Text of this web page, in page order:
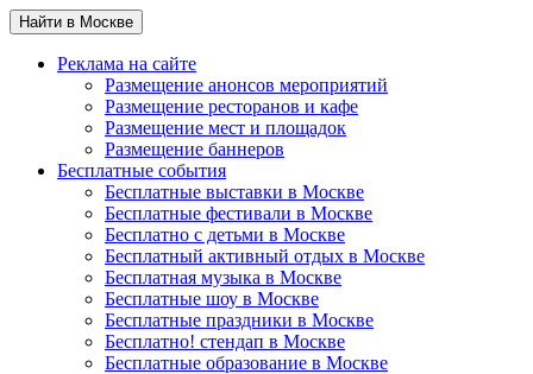
Найти в Москве
Реклама на сайте
Размещение анонсов мероприятий
Размещение ресторанов и кафе
Размещение мест и площадок
Размещение баннеров
Бесплатные события
Бесплатные выставки в Москве
Бесплатные фестивали в Москве
Бесплатно с детьми в Москве
Бесплатный активный отдых в Москве
Бесплатная музыка в Москве
Бесплатные шоу в Москве
Бесплатные праздники в Москве
Бесплатно! стендап в Москве
Бесплатные образование в Москве